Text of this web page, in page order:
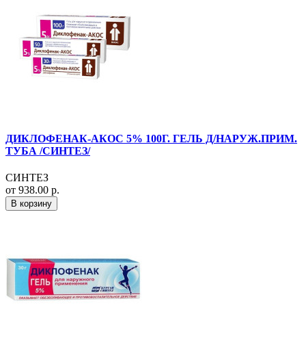
ДИКЛОФЕНАК-АКОС 5% 100Г. ГЕЛЬ Д/НАРУЖ.ПРИМ.
ТУБА /СИНТЕЗ/
СИНТЕЗ
от 938.00 р.
В корзину